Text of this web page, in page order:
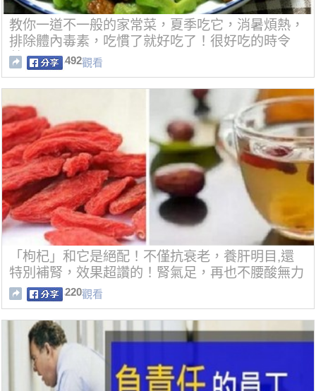
教你一道不一般的家常菜，夏季吃它，消暑煩熱，
排除體內毒素，吃慣了就好吃了！很好吃的時令
菜！
492觀看
「枸杞」和它是絕配！不僅抗衰老，養肝明目,還
特別補腎，效果超讚的！腎氣足，再也不腰酸無力
了！！
220觀看